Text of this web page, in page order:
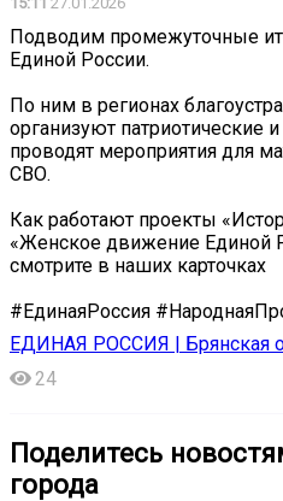
Подводим промежуточные
Единой России.
По ним в регионах
организуют патриотические
проводят мероприятия для
СВО.
Как работают проекты
«Женское движение Единой
смотрите в наших карточках
#ЕдинаяРоссия
ЕДИНАЯ РОССИЯ | Брянская
24
Поделитесь
города